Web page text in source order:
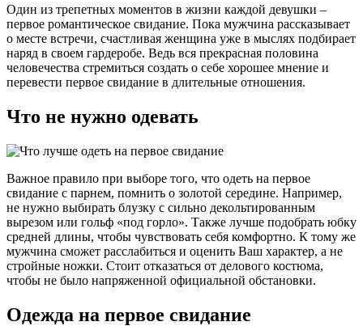
Один из трепетных моментов в жизни каждой девушки –
первое романтическое свидание. Пока мужчина рассказывает
о месте встречи, счастливая женщина уже в мыслях подбирает
наряд в своем гардеробе. Ведь вся прекрасная половина
человечества стремиться создать о себе хорошее мнение и
перевести первое свидание в длительные отношения.
Что не нужно одевать
Важное правило при выборе того, что одеть на первое
свидание с парнем, помнить о золотой середине. Например,
не нужно выбирать блузку с сильно декольтированным
вырезом или гольф «под горло». Также лучше подобрать юбку
средней длины, чтобы чувствовать себя комфортно. К тому же
мужчина сможет расслабиться и оценить Ваш характер, а не
стройные ножки. Стоит отказаться от делового костюма,
чтобы не было напряженной официальной обстановки.
Одежда на первое свидание